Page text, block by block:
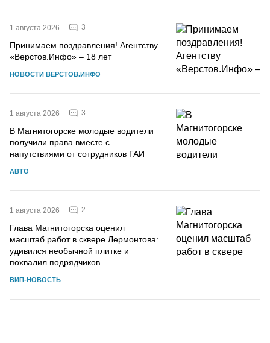
1 августа 2026 3
Принимаем поздравления! Агентству
«Верстов.Инфо» – 18 лет
НОВОСТИ ВЕРСТОВ.ИНФО
1 августа 2026 3
В Магнитогорске молодые водители
получили права вместе с
напутствиями от сотрудников ГАИ
АВТО
1 августа 2026 2
Глава Магнитогорска оценил
масштаб работ в сквере Лермонтова:
удивился необычной плитке и
похвалил подрядчиков
ВИП-НОВОСТЬ